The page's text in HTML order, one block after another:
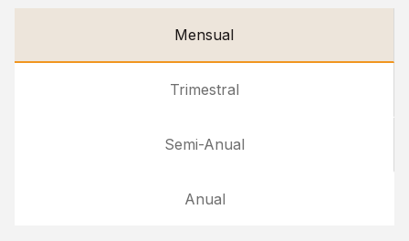
Mensual
Trimestral
Semi-Anual
Anual